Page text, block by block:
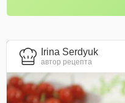
Irina Serdyuk
автор рецепта